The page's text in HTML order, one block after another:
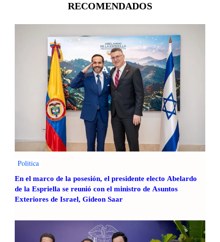
RECOMENDADOS
Politica
En el marco de la posesión, el presidente electo Abelardo
de la Espriella se reunió con el ministro de Asuntos
Exteriores de Israel, Gideon Saar